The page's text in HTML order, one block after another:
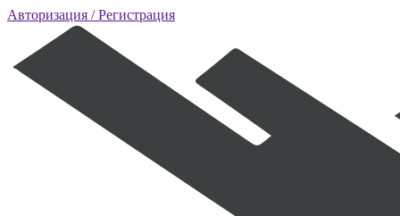
Авторизация / Регистрация